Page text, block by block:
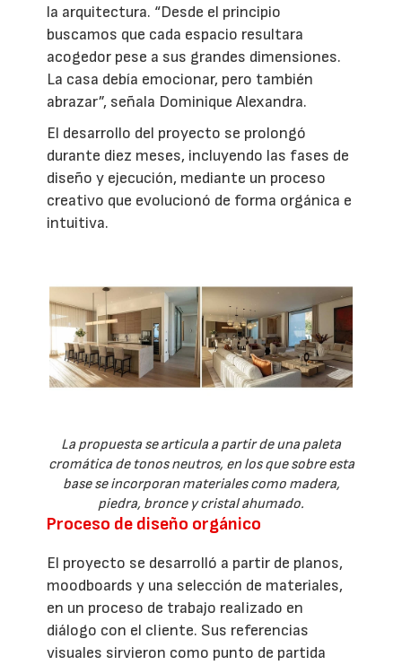
la arquitectura. “Desde el principio
buscamos que cada espacio resultara
acogedor pese a sus grandes dimensiones.
La casa debía emocionar, pero también
abrazar”, señala Dominique Alexandra.
El desarrollo del proyecto se prolongó
durante diez meses, incluyendo las fases de
diseño y ejecución, mediante un proceso
creativo que evolucionó de forma orgánica e
intuitiva.
La propuesta se articula a partir de una paleta
cromática de tonos neutros, en los que sobre esta
base se incorporan materiales como madera,
piedra, bronce y cristal ahumado.
Proceso de diseño orgánico
El proyecto se desarrolló a partir de planos,
moodboards y una selección de materiales,
en un proceso de trabajo realizado en
diálogo con el cliente. Sus referencias
visuales sirvieron como punto de partida